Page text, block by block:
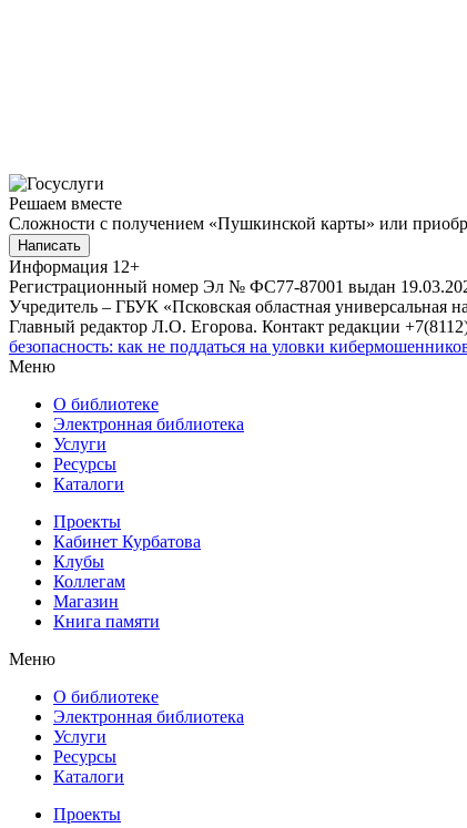
Решаем вместе
Сложности с получением «Пушкинской карты» или
Написать
Информация 12+
Регистрационный номер Эл № ФС77-87001 выдан
Учредитель – ГБУК «Псковская областная универсальная
Главный редактор Л.О. Егорова. Контакт редакции
безопасность: как не поддаться на уловки
Меню
О библиотеке
Электронная библиотека
Услуги
Ресурсы
Каталоги
Проекты
Кабинет Курбатова
Клубы
Коллегам
Магазин
Книга памяти
Меню
О библиотеке
Электронная библиотека
Услуги
Ресурсы
Каталоги
Проекты